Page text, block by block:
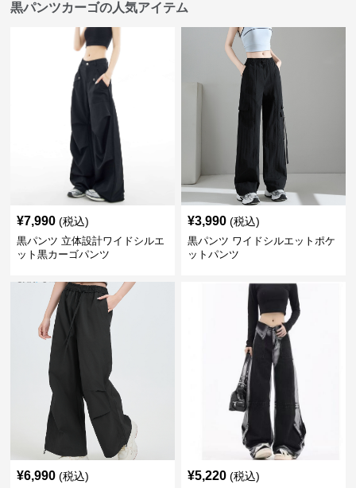
黒パンツカーゴの人気アイテム
¥7,990 (税込)
黒パンツ 立体設計ワイドシルエ
ット黒カーゴパンツ
¥3,990 (税込)
黒パンツ ワイドシルエットポケ
ットパンツ
¥6,990 (税込) ¥5,220 (税込)